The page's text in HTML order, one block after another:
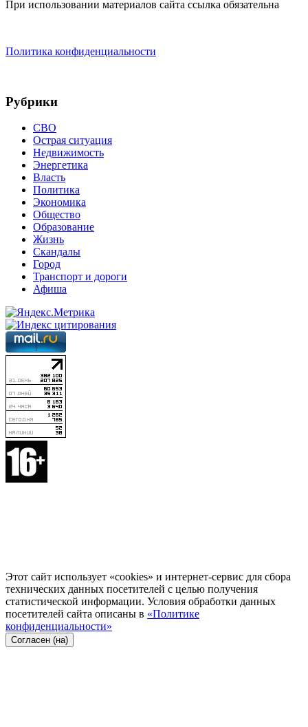
При использовании материалов сайта ссылка обязательна
Политика конфиденциальности
Рубрики
СВО
Острая ситуация
Недвижимость
Энергетика
Власть
Политика
Экономика
Общество
Образование
Жизнь
Скандалы
Город
Транспорт и дороги
Афиша
Этот сайт использует «cookies» и интернет-сервис для сбора
технических данных посетителей с целью получения
статистической информации. Условия обработки данных
посетителей сайта описаны в «Политике
конфиденциальности»
Согласен (на)